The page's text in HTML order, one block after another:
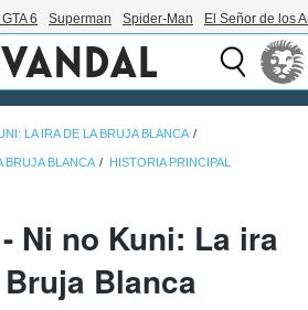
6 Superman Spider-Man El Señor de los
LA IRA DE LA BRUJA BLANCA
BRUJA BLANCA HISTORIA PRINCIPAL
Ni no Kuni: La ira
Blanca